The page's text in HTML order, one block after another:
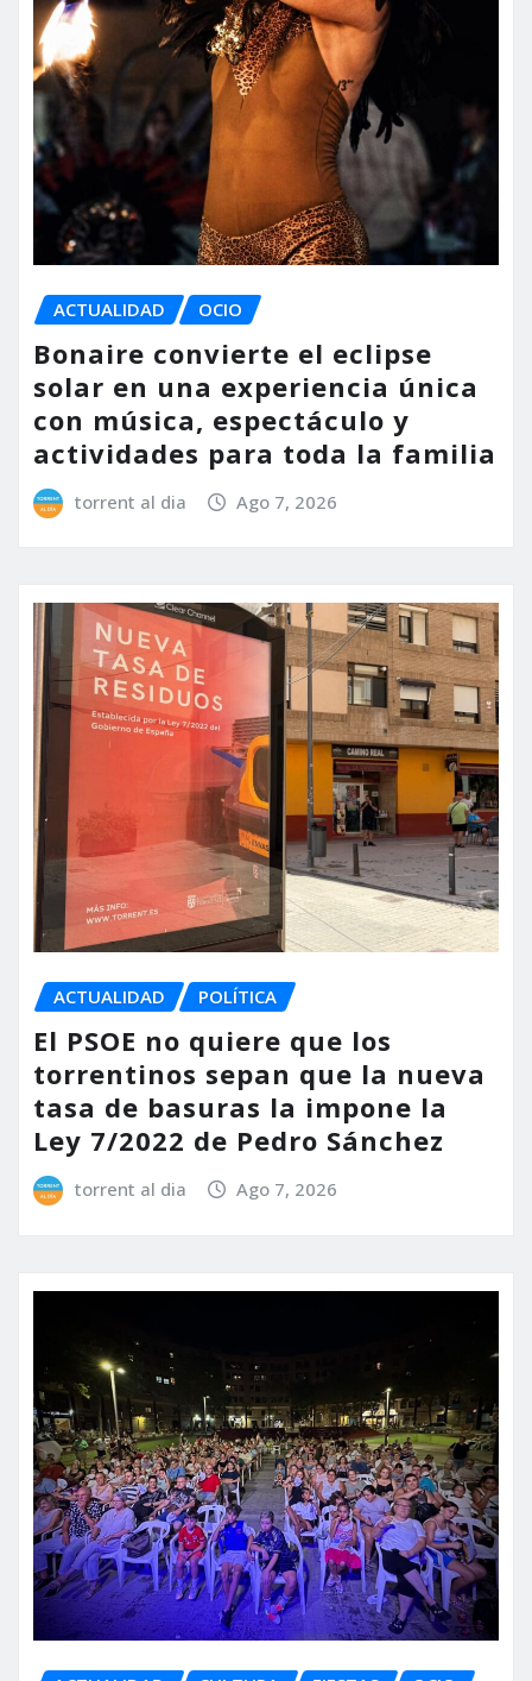
ACTUALIDAD OCIO
Bonaire convierte el eclipse
solar en una experiencia única
con música, espectáculo y
actividades para toda la familia
torrent al dia Ago 7, 2026
ACTUALIDAD POLÍTICA
El PSOE no quiere que los
torrentinos sepan que la nueva
tasa de basuras la impone la
Ley 7/2022 de Pedro Sánchez
torrent al dia Ago 7, 2026